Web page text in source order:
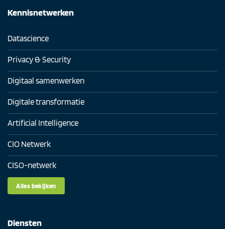
Kennisnetwerken
Datascience
Privacy & Security
Digitaal samenwerken
Digitale transformatie
Artificial Intelligence
CIO Netwerk
CISO-netwerk
Alles bekijken
Diensten